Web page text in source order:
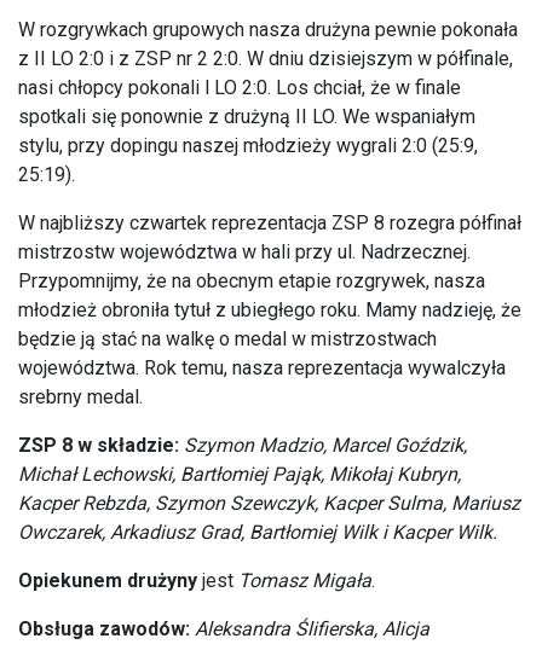
W rozgrywkach grupowych nasza drużyna pewnie pokonała
z II LO 2:0 i z ZSP nr 2 2:0. W dniu dzisiejszym w półfinale,
nasi chłopcy pokonali l LO 2:0. Los chciał, że w finale
spotkali się ponownie z drużyną II LO. We wspaniałym
stylu, przy dopingu naszej młodzieży wygrali 2:0 (25:9,
25:19).
W najbliższy czwartek reprezentacja ZSP 8 rozegra półfinał
mistrzostw województwa w hali przy ul. Nadrzecznej.
Przypomnijmy, że na obecnym etapie rozgrywek, nasza
młodzież obroniła tytuł z ubiegłego roku. Mamy nadzieję, że
będzie ją stać na walkę o medal w mistrzostwach
województwa. Rok temu, nasza reprezentacja wywalczyła
srebrny medal.
ZSP 8 w składzie: Szymon Madzio, Marcel Goździk,
Michał Lechowski, Bartłomiej Pająk, Mikołaj Kubryn,
Kacper Rebzda, Szymon Szewczyk, Kacper Sulma, Mariusz
Owczarek, Arkadiusz Grad, Bartłomiej Wilk i Kacper Wilk.
Opiekunem drużyny jest Tomasz Migała.
Obsługa zawodów: Aleksandra Ślifierska, Alicja